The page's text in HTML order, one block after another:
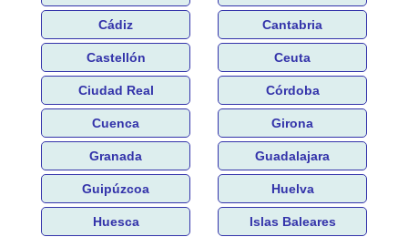
Cádiz Cantabria
Castellón Ceuta
Ciudad Real Córdoba
Cuenca Girona
Granada Guadalajara
Guipúzcoa Huelva
Huesca Islas Baleares